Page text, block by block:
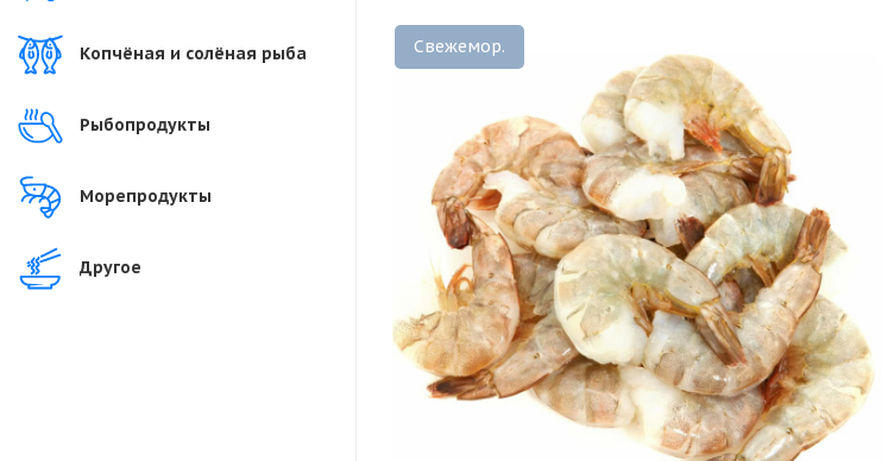
Копчёная и солёная рыба
Рыбопродукты
Морепродукты
Другое
Свежемор.